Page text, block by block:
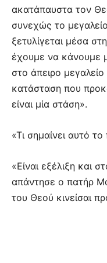
ακατάπαυστα τον
συνεχώς το
ξετυλίγεται μέσα
έχουμε να κάνουμε
στο άπειρο
κατάσταση που
είναι μία στάση».
«Τι σημαίνει αυτό
«Είναι εξέλιξη και
απάντησε ο πατήρ
του Θεού κινείσαι